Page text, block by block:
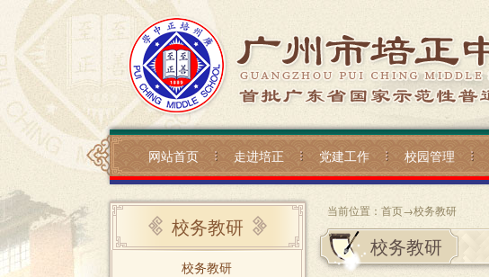
网站首页 走进培正 党建工作 校园管理
校务教研
校务教研
当前位置： 首页→校务教研
校务教研